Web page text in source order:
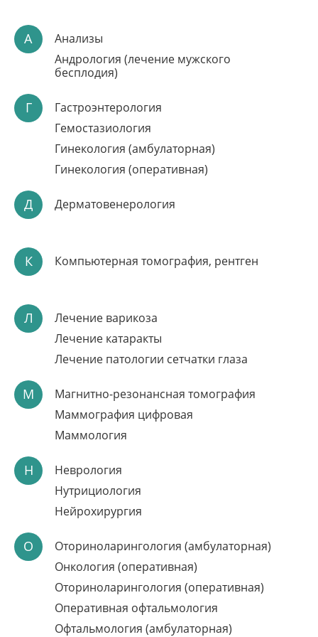
ОПЕРАЦИЯ ПРИ
ВАЛЬГУСНОЙ
ДЕФОРМАЦИИ
СТОПЫ
Опытный хирург, кандидат медицинских наук
Комфортное пребывание в стационаре
Запись по телефону:
ЛАЗЕРНОЕ ЛЕЧЕНИЕ
ВАРИКОЗА ЗА 1 ДЕНЬ
Без госпитализации, без наркоза
Методика с доказанной эффективностью
Запись по телефону:8(8452)66-03-03
Подробнее
А
Анализы
Андрология (лечение мужского
бесплодия)
Г
Гастроэнтерология
Гемостазиология
Гинекология (амбулаторная)
Гинекология (оперативная)
Д Дерматовенерология
К Компьютерная томография, рентген
Л
Лечение варикоза
Лечение катаракты
Лечение патологии сетчатки глаза
М
Магнитно-резонансная томография
Маммография цифровая
Маммология
Н
Неврология
Нутрициология
Нейрохирургия
О
Оториноларингология (амбулаторная)
Онкология (оперативная)
Оториноларингология (оперативная)
Оперативная офтальмология
Офтальмология (амбулаторная)